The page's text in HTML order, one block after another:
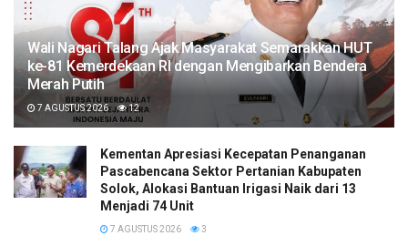
Wali Nagari Talang Ajak Masyarakat Semarakkan HUT
ke-81 Kemerdekaan RI dengan Mengibarkan Bendera
Merah Putih
7 AGUSTUS 2026 12
Kementan Apresiasi Kecepatan Penanganan
Pascabencana Sektor Pertanian Kabupaten
Solok, Alokasi Bantuan Irigasi Naik dari 13
Menjadi 74 Unit
7 AGUSTUS 2026 3